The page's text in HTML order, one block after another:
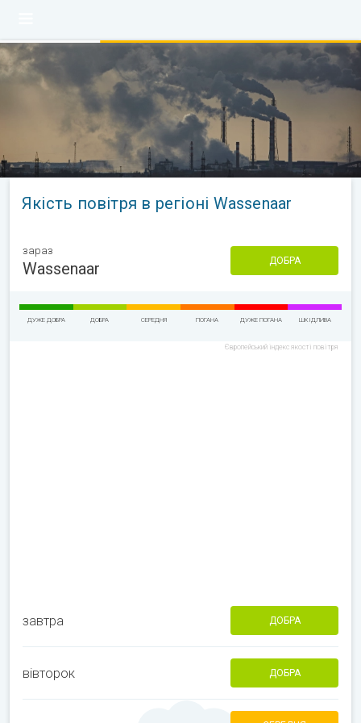
Якість повітря в регіоні Wassenaar
зараз
Wassenaar ДОБРА
ДУЖЕ ДОБРА ДОБРА СЕРЕДНЯ ПОГАНА ДУЖЕ ПОГАНА ШКІДЛИВА
Європейський індекс якості повітря
завтра ДОБРА
вівторок ДОБРА